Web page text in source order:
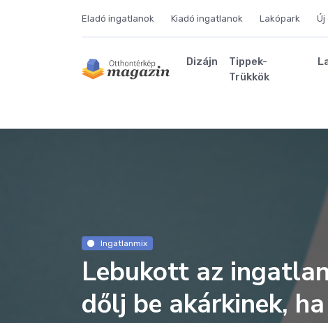
Eladó ingatlanok Kiadó ingatlanok Lakópark Új
Dizájn
Tippek-
Trükkök
Ingatlanmix
Lebukott az
dőlj be akárkinek,